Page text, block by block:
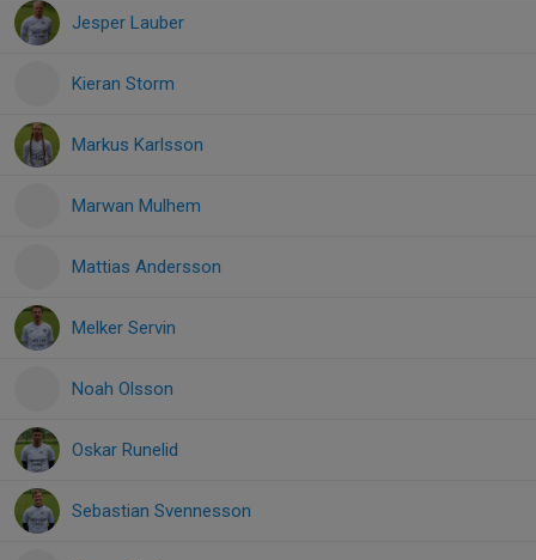
Jesper Lauber
Kieran Storm
Markus Karlsson
Marwan Mulhem
Mattias Andersson
Melker Servin
Noah Olsson
Oskar Runelid
Sebastian Svennesson